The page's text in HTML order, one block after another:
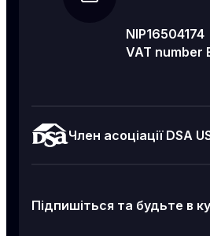
NIP16504174
VAT number
Член асоціації DSA
Підпишіться та будьте в